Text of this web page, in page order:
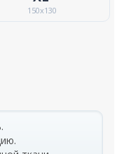
150x130